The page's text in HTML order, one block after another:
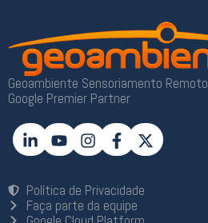
Geoambiente Sensoriamento Remoto
Google Premier Partner
Política de Privacidade
Faça parte da equipe